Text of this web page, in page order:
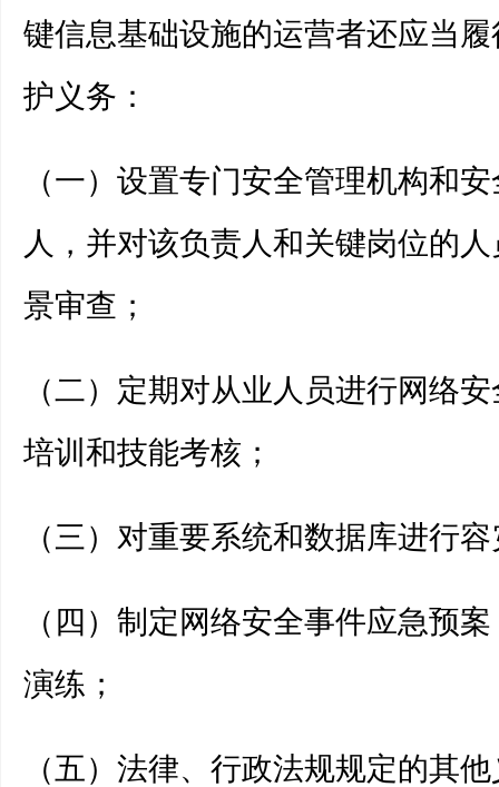
键信息基础设施的运营者还应当
护义务：
（一）设置专门安全管理机构和
人，并对该负责人和关键岗位的
景审查；
（二）定期对从业人员进行网络
培训和技能考核；
（三）对重要系统和数据库进行
（四）制定网络安全事件应急预
演练；
（五）法律、行政法规规定的其